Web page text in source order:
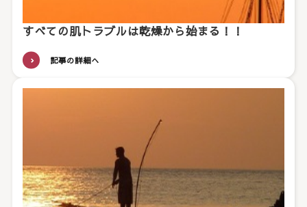
すべての肌トラブルは乾燥から始まる！！
記事の詳細へ